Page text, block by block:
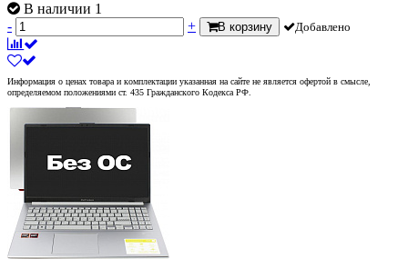
В наличии 1
-
+ В корзину Добавлено
Информация о ценах товара и комплектации указанная на сайте не является офертой в смысле,
определяемом положениями ст. 435 Гражданского Кодекса РФ.